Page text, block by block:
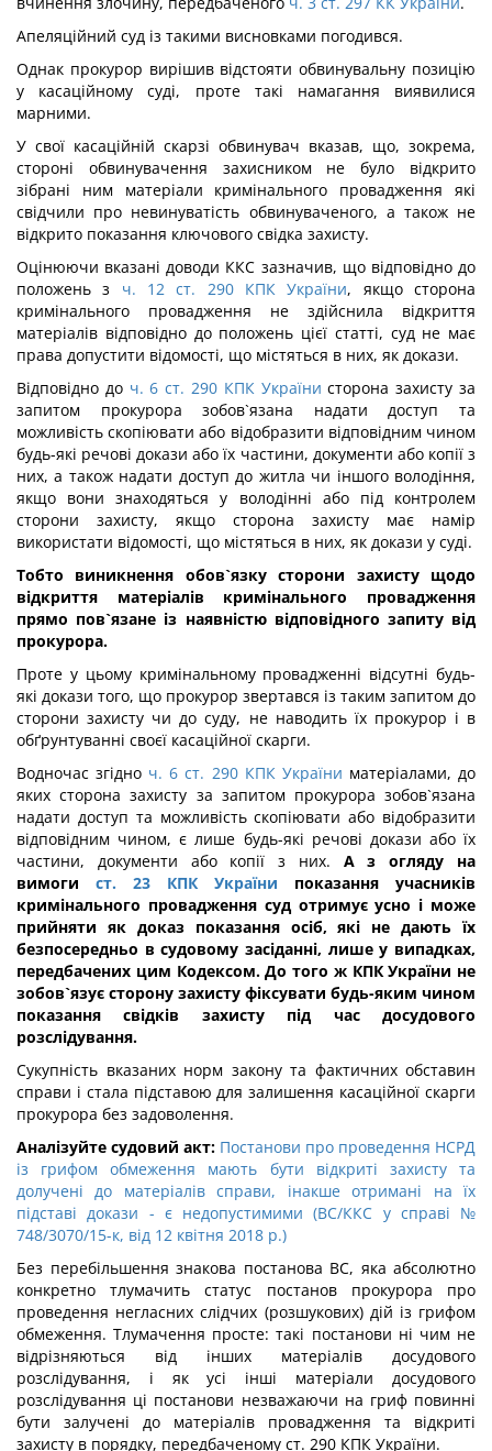
Апеляційний суд із такими висновками погодився.
Однак прокурор вирішив відстояти обвинувальну позицію
у касаційному суді, проте такі намагання виявилися
марними.
У свої касаційній скарзі обвинувач вказав, що, зокрема,
стороні обвинувачення захисником не було відкрито
зібрані ним матеріали кримінального провадження які
свідчили про невинуватість обвинуваченого, а також не
відкрито показання ключового свідка захисту.
Оцінюючи вказані доводи ККС зазначив, що відповідно до
положень з ч. 12 ст. 290 КПК України, якщо сторона
кримінального провадження не здійснила відкриття
матеріалів відповідно до положень цієї статті, суд не має
права допустити відомості, що містяться в них, як докази.
Відповідно до ч. 6 ст. 290 КПК України сторона захисту за
запитом прокурора зобов`язана надати доступ та
можливість скопіювати або відобразити відповідним чином
будь-які речові докази або їх частини, документи або копії з
них, а також надати доступ до житла чи іншого володіння,
якщо вони знаходяться у володінні або під контролем
сторони захисту, якщо сторона захисту має намір
використати відомості, що містяться в них, як докази у суді.
Тобто виникнення обов`язку сторони захисту щодо
відкриття матеріалів кримінального провадження
прямо пов`язане із наявністю відповідного запиту від
прокурора.
Проте у цьому кримінальному провадженні відсутні будь-
які докази того, що прокурор звертався із таким запитом до
сторони захисту чи до суду, не наводить їх прокурор і в
обґрунтуванні своєї касаційної скарги.
Водночас згідно ч. 6 ст. 290 КПК України матеріалами, до
яких сторона захисту за запитом прокурора зобов`язана
надати доступ та можливість скопіювати або відобразити
відповідним чином, є лише будь-які речові докази або їх
частини, документи або копії з них. А з огляду на
вимоги ст. 23 КПК України показання учасників
кримінального провадження суд отримує усно і може
прийняти як доказ показання осіб, які не дають їх
безпосередньо в судовому засіданні, лише у випадках,
передбачених цим Кодексом. До того ж КПК України не
зобов`язує сторону захисту фіксувати будь-яким чином
показання свідків захисту під час досудового
розслідування.
Сукупність вказаних норм закону та фактичних обставин
справи і стала підставою для залишення касаційної скарги
прокурора без задоволення.
Аналізуйте судовий акт: Постанови про проведення НСРД
із грифом обмеження мають бути відкриті захисту та
долучені до матеріалів справи, інакше отримані на їх
підставі докази - є недопустимими (ВС/ККС у справі №
748/3070/15-к, від 12 квітня 2018 р.)
Без перебільшення знакова постанова ВС, яка абсолютно
конкретно тлумачить статус постанов прокурора про
проведення негласних слідчих (розшукових) дій із грифом
обмеження. Тлумачення просте: такі постанови ні чим не
відрізняються від інших матеріалів досудового
розслідування, і як усі інші матеріали досудового
розслідування ці постанови незважаючи на гриф повинні
бути залучені до матеріалів провадження та відкриті
захисту в порядку, передбаченому ст. 290 КПК України.